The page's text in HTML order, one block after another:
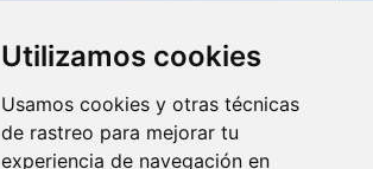
Utilizamos cookies
Usamos cookies y otras técnicas
de rastreo para mejorar tu
experiencia de navegación en